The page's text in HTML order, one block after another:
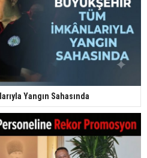
Yangın Sahasında